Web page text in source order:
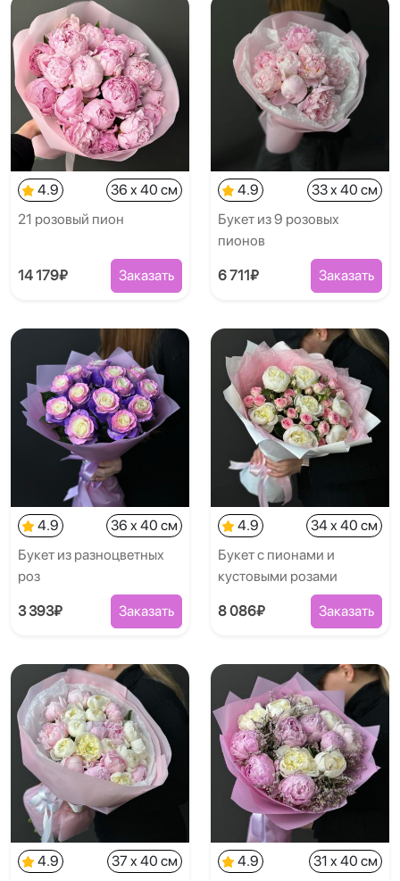
4.9
36 x 40 см
21 розовый пион
14 179₽ Заказать
4.9
33 x 40 см
Букет из 9 розовых
пионов
6 711₽ Заказать
4.9
36 x 40 см
Букет из разноцветных
роз
3 393₽ Заказать
4.9
34 x 40 см
Букет с пионами и
кустовыми розами
8 086₽ Заказать
4.9
37 x 40 см
4.9
31 x 40 см